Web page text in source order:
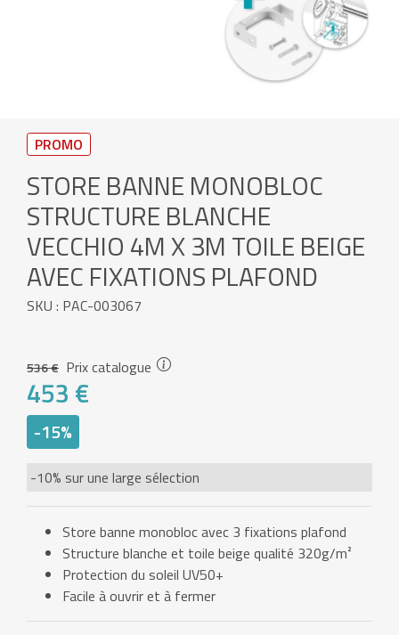
PROMO
STORE BANNE MONOBLOC
STRUCTURE BLANCHE
VECCHIO 4M X 3M TOILE BEIGE
AVEC FIXATIONS PLAFOND
SKU : PAC-003067
536 € Prix catalogue
453 €
-15%
-10% sur une large sélection
Store banne monobloc avec 3 fixations plafond
Structure blanche et toile beige qualité 320g/m²
Protection du soleil UV50+
Facile à ouvrir et à fermer